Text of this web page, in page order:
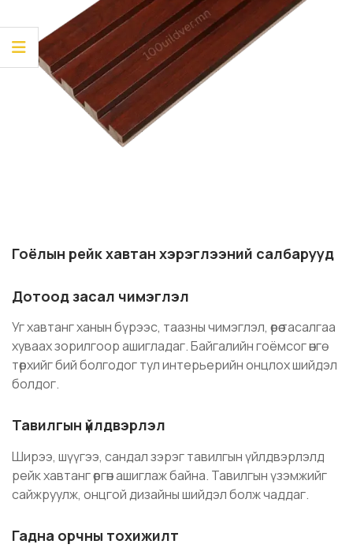
Гоёлын рейк хавтан хэрэглээний салбарууд
Дотоод засал чимэглэл
Уг хавтанг ханын бүрээс, таазны чимэглэл, өрөө тасалгаа
хуваах зорилгоор ашигладаг. Байгалийн гоёмсог өнгө
төрхийг бий болгодог тул интерьерийн онцлох шийдэл
болдог.
Тавилгын үйлдвэрлэл
Ширээ, шүүгээ, сандал зэрэг тавилгын үйлдвэрлэлд
рейк хавтанг өргөн ашиглаж байна. Тавилгын үзэмжийг
сайжруулж, онцгой дизайны шийдэл болж чаддаг.
Гадна орчны тохижилт